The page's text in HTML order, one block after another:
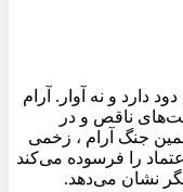
دارد و نه آوار. آرام
ناقص و در
جنگ آرام ، زخمی
را فرسوده می‌کند
نشان می‌دهد.